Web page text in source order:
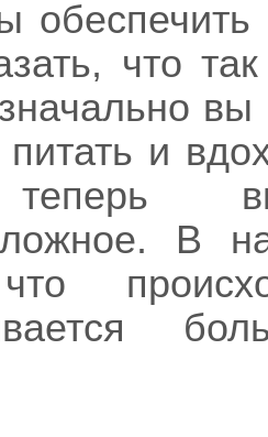
что
и
В